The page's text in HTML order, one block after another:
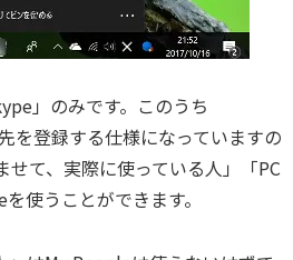
」のみです。このうち
を登録する仕様になっていますの
て、実際に使っている人」「PC
使うことができます。